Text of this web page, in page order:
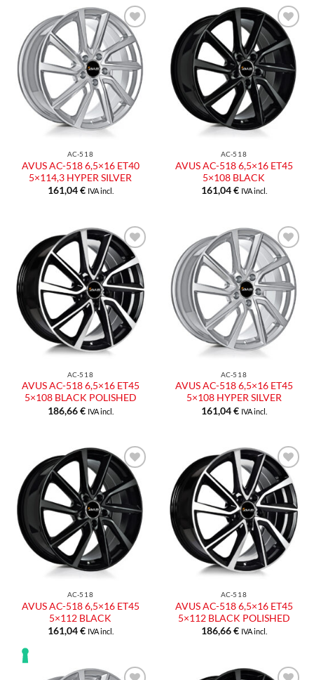
AC-518
AVUS AC-518 6,5×16 ET40
5×114,3 HYPER SILVER
161,04€ IVA incl.
AC-518
AVUS AC-518 6,5×16 ET45
5×108 BLACK
161,04€ IVA incl.
AC-518
AVUS AC-518 6,5×16 ET45
5×108 BLACK POLISHED
186,66€ IVA incl.
AC-518
AVUS AC-518 6,5×16 ET45
5×108 HYPER SILVER
161,04€ IVA incl.
AC-518
AVUS AC-518 6,5×16 ET45
5×112 BLACK
161,04€ IVA incl.
AC-518
AVUS AC-518 6,5×16 ET45
5×112 BLACK POLISHED
186,66€ IVA incl.